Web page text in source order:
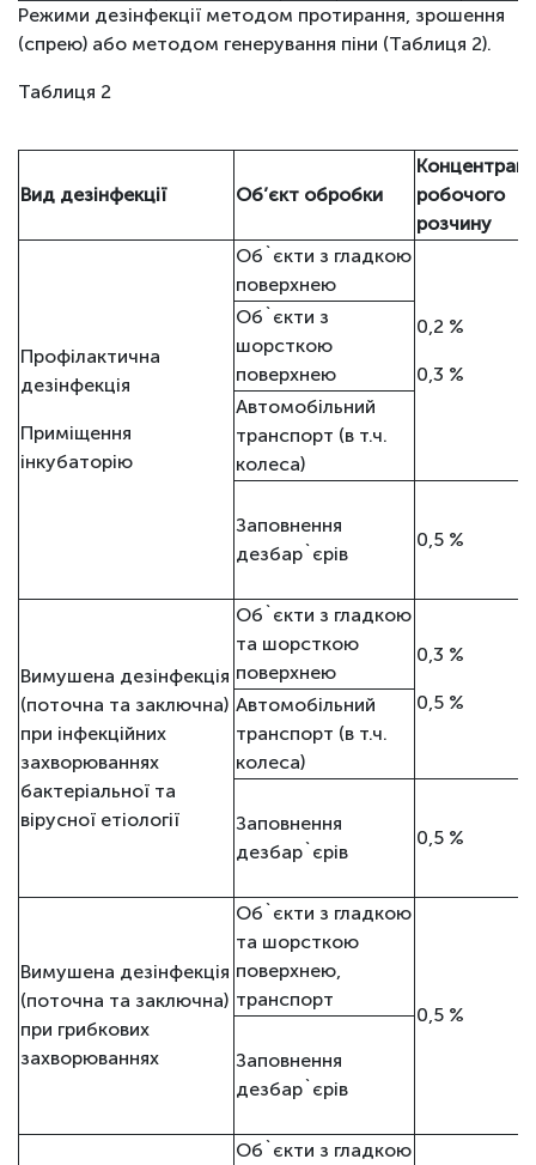
Режими дезінфекції методом протирання, зрошення
(спрею) або методом генерування піни (Таблиця 2).
Таблиця 2
Вид дезінфекції Об’єкт обробки
робочого
розчину
Профілактична
дезінфекція
Приміщення
інкубаторію
Об`єкти з гладкою
поверхнею
0,2 %
0,3 %
Об`єкти з
шорсткою
поверхнею
Автомобільний
транспорт (в т.ч.
колеса)
Заповнення
дезбар`єрів
0,5 %
Вимушена дезінфекція
(поточна та заключна)
при інфекційних
захворюваннях
бактеріальної та
вірусної етіології
Об`єкти з гладкою
та шорсткою
поверхнею
0,3 %
0,5 %
Автомобільний
транспорт (в т.ч.
колеса)
Заповнення
дезбар`єрів
0,5 %
Вимушена дезінфекція
(поточна та заключна)
при грибкових
захворюваннях
Об`єкти з гладкою
та шорсткою
поверхнею,
транспорт
0,5 %
Заповнення
дезбар`єрів
Об`єкти з гладкою